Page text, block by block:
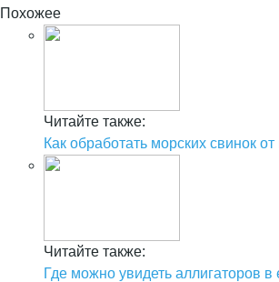
Похожее
Читайте также:
Как обработать морских свинок от
Читайте также:
Где можно увидеть аллигаторов в